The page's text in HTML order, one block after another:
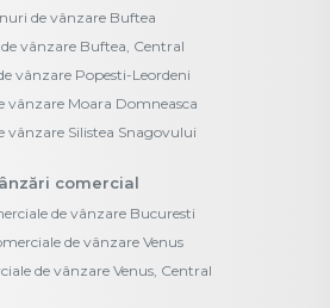
de vânzare Buftea
vânzare Buftea, Central
vânzare Popesti-Leordeni
vânzare Moara Domneasca
vânzare Silistea Snagovului
comercial
de vânzare Bucuresti
de vânzare Venus
de vânzare Venus, Central